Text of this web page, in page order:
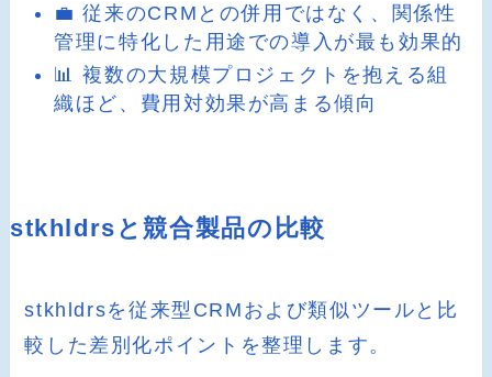
💼 従来のCRMとの併用ではなく、関係性
管理に特化した用途での導入が最も効果的
📊 複数の大規模プロジェクトを抱える組
織ほど、費用対効果が高まる傾向
stkhldrsと競合製品の比較
stkhldrsを従来型CRMおよび類似ツールと比
較した差別化ポイントを整理します。